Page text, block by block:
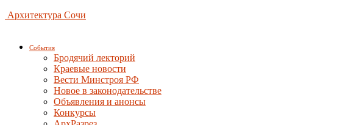
Архитектура Сочи
События
Бродячий лекторий
Краевые новости
Вести Минстроя РФ
Новое в законодательстве
Объявления и анонсы
Конкурсы